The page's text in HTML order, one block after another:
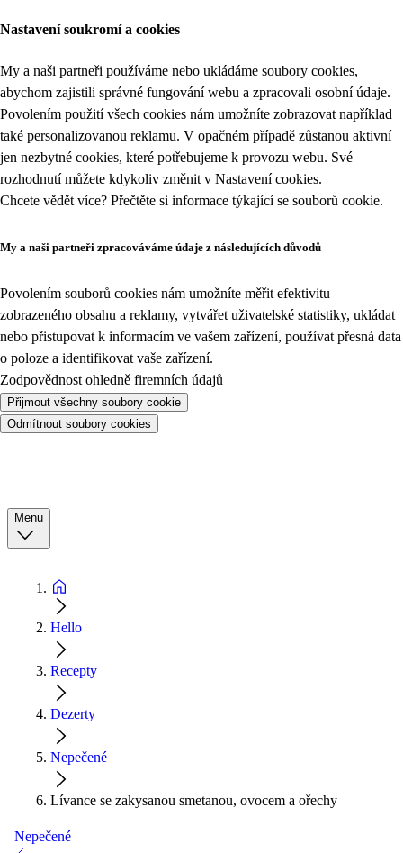
Nastavení soukromí a cookies
My a naši partneři používáme nebo ukládáme soubory cookies,
abychom zajistili správné fungování webu a zpracovali osobní údaje.
Povolením použití všech cookies nám umožníte zobrazovat například
také personalizovanou reklamu. V opačném případě zůstanou aktivní
jen nezbytné cookies, které potřebujeme k provozu webu. Své
rozhodnutí můžete kdykoliv změnit v Nastavení cookies.
Chcete vědět více? Přečtěte si informace týkající se souborů cookie.
My a naši partneři zpracováváme údaje z následujících důvodů
Povolením souborů cookies nám umožníte měřit efektivitu
zobrazeného obsahu a reklamy, vytvářet uživatelské statistiky, ukládat
nebo přistupovat k informacím ve vašem zařízení, používat přesná data
o poloze a identifikovat vaše zařízení.
Zodpovědnost ohledně firemních údajů
Přijmout všechny soubory cookie
Odmítnout soubory cookies
Menu
Hello
Recepty
Dezerty
Nepečené
Lívance se zakysanou smetanou, ovocem a ořechy
Nepečené